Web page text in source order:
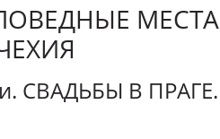
СВАДЬБЫ В